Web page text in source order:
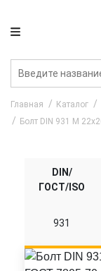
Главная Каталог
Болт DIN 931 M
DIN/
ГОСТ/ISO
931